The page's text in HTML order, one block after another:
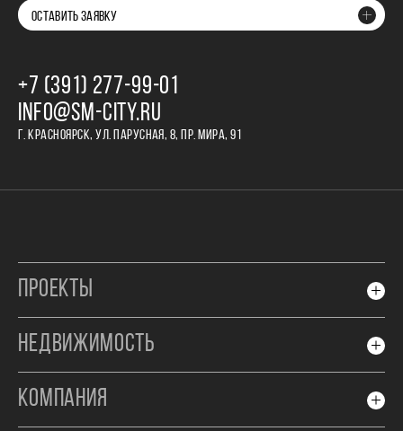
ОСТАВИТЬ ЗАЯВКУ
+7 (391) 277‒99‒01
INFO@SM-CITY.RU
Г. КРАСНОЯРСК, УЛ. ПАРУСНАЯ, 8, ПР. МИРА, 91
ПРОЕКТЫ
НЕДВИЖИМОСТЬ
КОМПАНИЯ